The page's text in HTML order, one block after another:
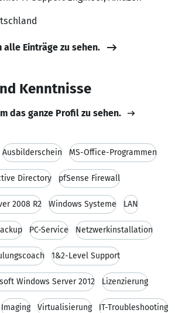
alle Einträge zu sehen.
Kenntnisse
das ganze Profil zu sehen.
Ausbilderschein MS-Office-Programmen
Directory pfSense Firewall
2008 R2 Windows Systeme LAN
PC-Service Netzwerkinstallation
1&2-Level Support
Windows Server 2012 Lizenzierung
Imaging Virtualisierung IT-Troubleshooting